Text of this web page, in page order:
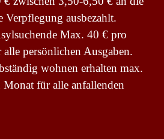
Verpflegung ausbezahlt.
Max. 40 € pro
persönlichen Ausgaben.
wohnen erhalten max.
für alle anfallenden